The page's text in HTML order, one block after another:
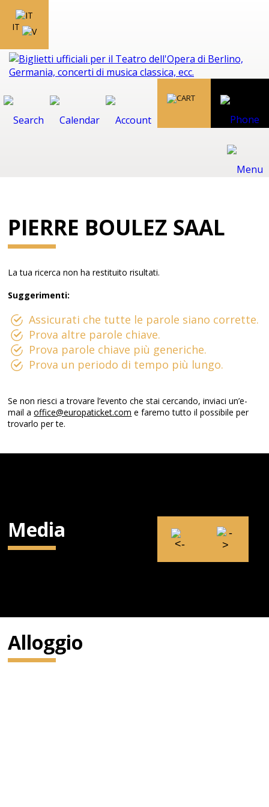
IT
PIERRE BOULEZ SAAL
La tua ricerca non ha restituito risultati.
Suggerimenti:
Assicurati che tutte le parole siano corrette.
Prova altre parole chiave.
Prova parole chiave più generiche.
Prova un periodo di tempo più lungo.
Se non riesci a trovare l’evento che stai cercando, inviaci un’e-
mail aoffice@europaticket.com e faremo tutto il possibile per
trovarlo per te.
Media
Alloggio